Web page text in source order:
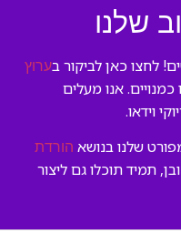
שלנו
לחצו כאן לביקור בערוץ
כמנויים. אנו מעלים
וידאו.
שלנו בנושא הורדת
תמיד תוכלו גם ליצור